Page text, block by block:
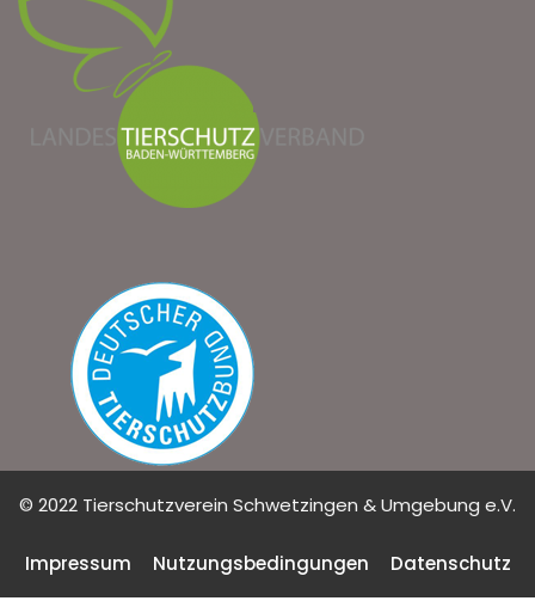
© 2022 Tierschutzverein Schwetzingen & Umgebung e.V.
Impressum Nutzungsbedingungen
Datenschutz